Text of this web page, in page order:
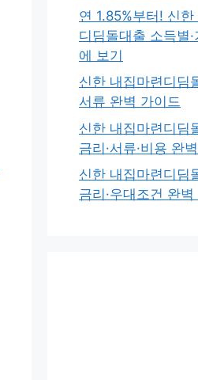
연 1.85%부터! 신
디딤돌대출 소득별
에 보기
신한 내집마련디딤
서류 완벽 가이드
신한 내집마련디딤
금리·서류·비용 완
신한 내집마련디딤
금리·우대조건 완